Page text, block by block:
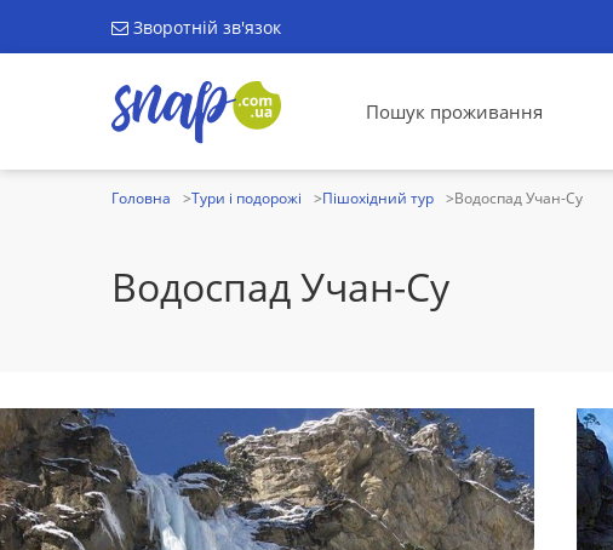
Зворотній зв'язок
Пошук проживання
Головна Тури і подорожі Пішохідний тур Водоспад Учан-Су
Водоспад Учан-Су